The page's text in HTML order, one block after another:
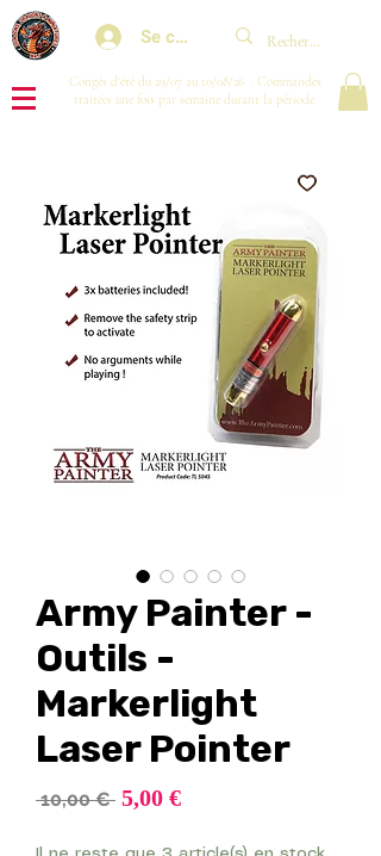
Se connecter
Congés d'été du 29/07 au 10/08/26 : Commandes
traitées une fois par semaine durant la période.
Army Painter -
Outils -
Markerlight
Laser Pointer
10,00 € Prix
5,00 €Prix